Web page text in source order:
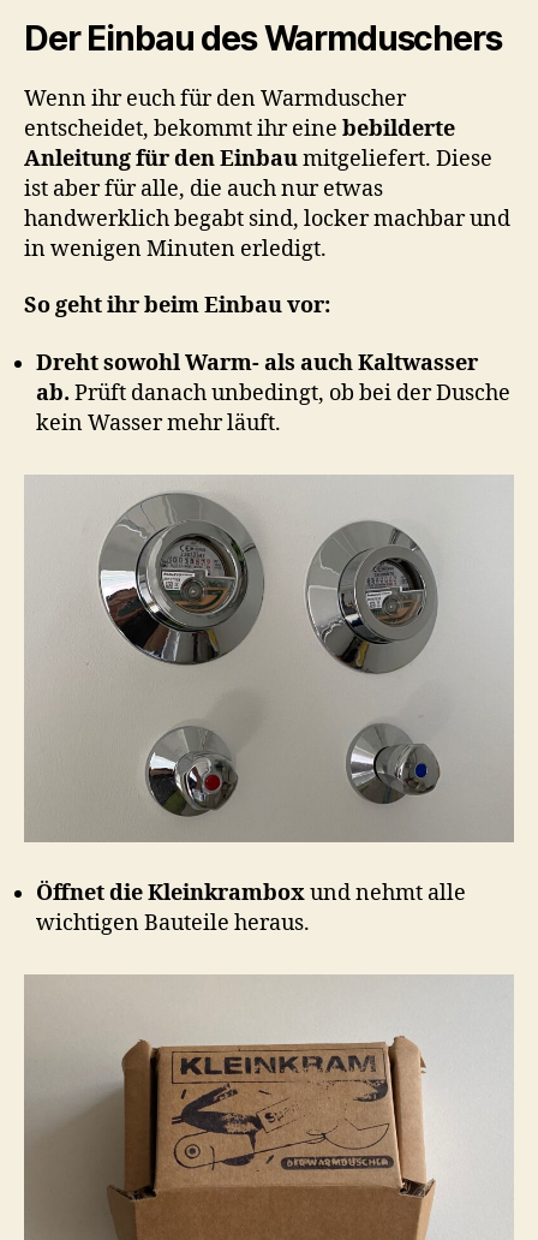
Der Einbau des Warmduschers
Wenn ihr euch für den Warmduscher
entscheidet, bekommt ihr eine bebilderte
Anleitung für den Einbaumitgeliefert. Diese
ist aber für alle, die auch nur etwas
handwerklich begabt sind, locker machbar und
in wenigen Minuten erledigt.
So geht ihr beim Einbau vor:
Dreht sowohl Warm- als auch Kaltwasser
ab. Prüft danach unbedingt, ob bei der Dusche
kein Wasser mehr läuft.
Öffnet die Kleinkramboxund nehmt alle
wichtigen Bauteile heraus.